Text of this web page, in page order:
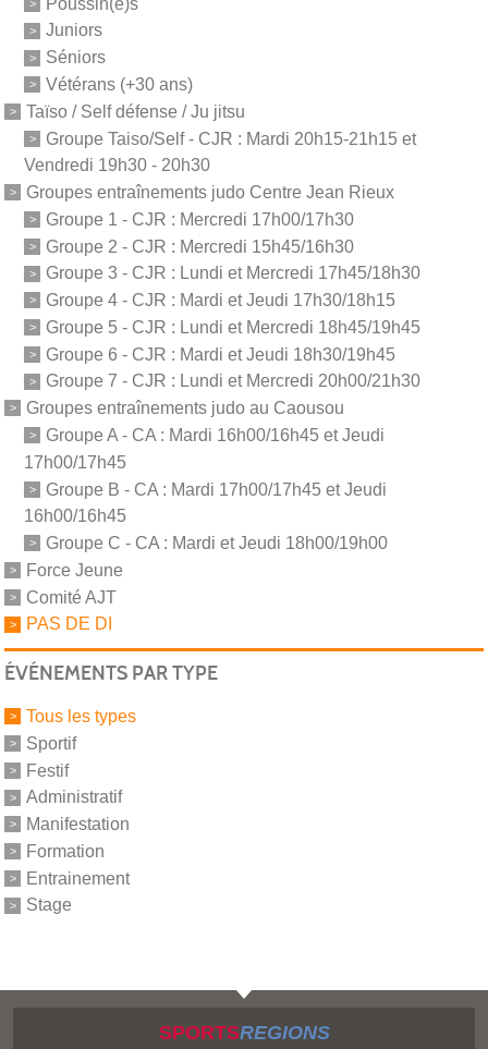
Juniors
Séniors
Vétérans (+30 ans)
Taïso / Self défense / Ju jitsu
Groupe Taiso/Self - CJR : Mardi 20h15-21h15 et
Vendredi 19h30 - 20h30
Groupes entraînements judo Centre Jean Rieux
Groupe 1 - CJR : Mercredi 17h00/17h30
Groupe 2 - CJR : Mercredi 15h45/16h30
Groupe 3 - CJR : Lundi et Mercredi 17h45/18h30
Groupe 4 - CJR : Mardi et Jeudi 17h30/18h15
Groupe 5 - CJR : Lundi et Mercredi 18h45/19h45
Groupe 6 - CJR : Mardi et Jeudi 18h30/19h45
Groupe 7 - CJR : Lundi et Mercredi 20h00/21h30
Groupes entraînements judo au Caousou
Groupe A - CA : Mardi 16h00/16h45 et Jeudi
17h00/17h45
Groupe B - CA : Mardi 17h00/17h45 et Jeudi
16h00/16h45
Groupe C - CA : Mardi et Jeudi 18h00/19h00
Force Jeune
Comité AJT
PAS DE DI
ÉVÉNEMENTS PAR TYPE
Tous les types
Sportif
Festif
Administratif
Manifestation
Formation
Entrainement
Stage
SPORTSREGIONS